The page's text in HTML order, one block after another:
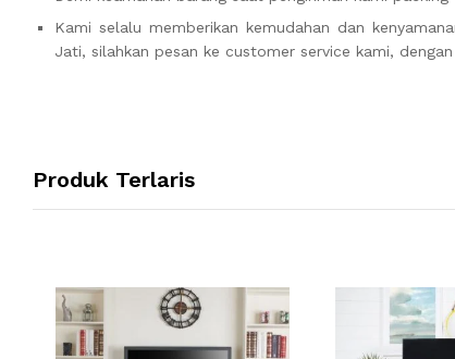
Kami selalu memberikan kemudahan dan
Jati, silahkan pesan ke customer service kami,
Produk Terlaris